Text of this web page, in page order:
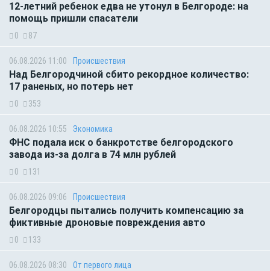
12-летний ребенок едва не утонул в Белгороде: на
помощь пришли спасатели
0 87
06.08.2026 11:00 Происшествия
Над Белгородчиной сбито рекордное количество:
17 раненых, но потерь нет
0 353
06.08.2026 10:55 Экономика
ФНС подала иск о банкротстве белгородского
завода из-за долга в 74 млн рублей
0 131
06.08.2026 09:06 Происшествия
Белгородцы пытались получить компенсацию за
фиктивные дроновые повреждения авто
0 133
06.08.2026 08:30 От первого лица